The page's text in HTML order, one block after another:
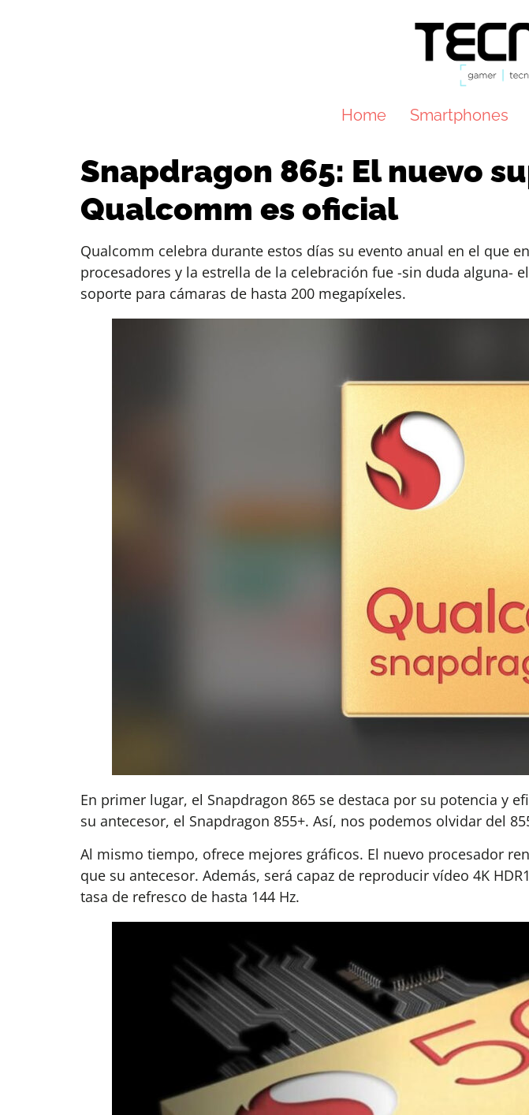
Home Smartphones
Snapdragon 865: El nuevo
Qualcomm es oficial
Qualcomm celebra durante estos días su evento anual en el que
procesadores y la estrella de la celebración fue -sin duda alguna-
soporte para cámaras de hasta 200 megapíxeles.
En primer lugar, el Snapdragon 865 se destaca por su potencia y
su antecesor, el Snapdragon 855+. Así, nos podemos olvidar del
Al mismo tiempo, ofrece mejores gráficos. El nuevo procesador
que su antecesor. Además, será capaz de reproducir vídeo 4K
tasa de refresco de hasta 144 Hz.